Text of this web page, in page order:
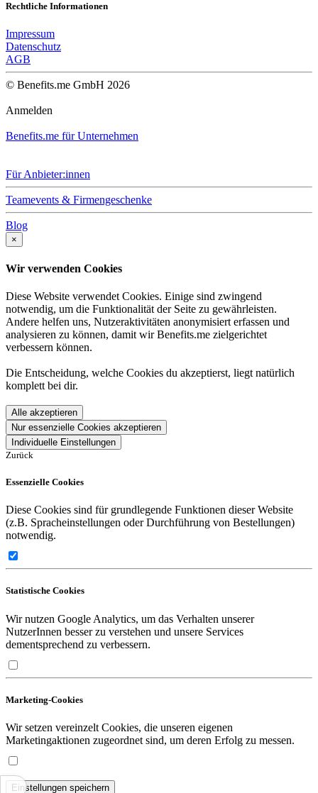
Rechtliche Informationen
Impressum
Datenschutz
AGB
© Benefits.me GmbH 2026
Anmelden
Benefits.me für Unternehmen
Für Anbieter:innen
Teamevents & Firmengeschenke
Blog
×
Wir verwenden Cookies
Diese Website verwendet Cookies. Einige sind zwingend
notwendig, um die Funktionalität der Seite zu gewährleisten.
Andere helfen uns, Nutzeraktivitäten anonymisiert erfassen und
analysieren zu können, damit wir Benefits.me zielgerichtet
verbessern können.
Die Entscheidung, welche Cookies du akzeptierst, liegt natürlich
komplett bei dir.
Alle akzeptieren
Nur essenzielle Cookies akzeptieren
Individuelle Einstellungen
Zurück
Essenzielle Cookies
Diese Cookies sind für grundlegende Funktionen dieser Website
(z.B. Spracheinstellungen oder Durchführung von Bestellungen)
notwendig.
Statistische Cookies
Wir nutzen Google Analytics, um das Verhalten unserer
NutzerInnen besser zu verstehen und unsere Services
dementsprechend zu verbessern.
Marketing-Cookies
Wir setzen vereinzelt Cookies, die unseren eigenen
Marketingaktionen zugeordnet sind, um deren Erfolg zu messen.
Einstellungen speichern